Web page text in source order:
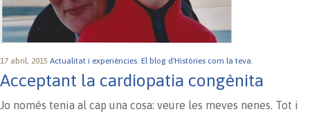
17 abril, 2015 Actualitat i experiències. El blog d'Històries com la teva.
Acceptant la cardiopatia congènita
Jo només tenia al cap una cosa: veure les meves nenes. Tot i